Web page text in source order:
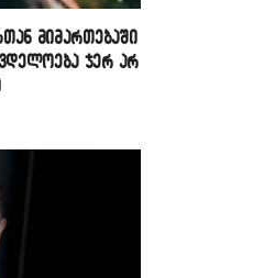
მიმართებაში
ჯერ არ